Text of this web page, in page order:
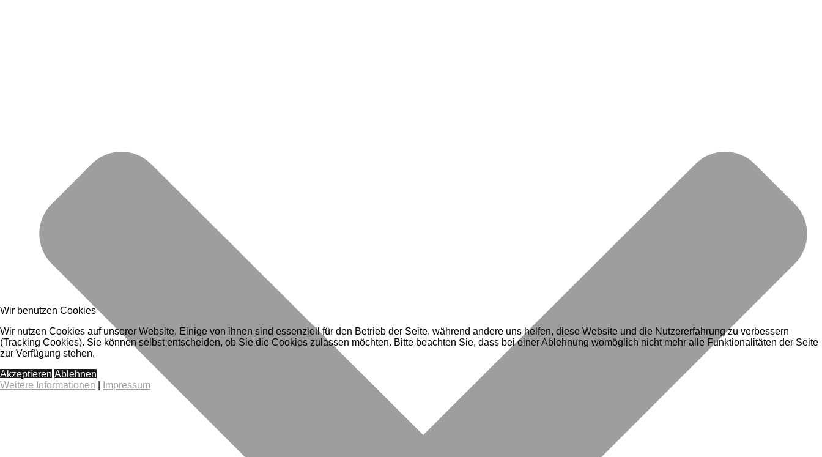
Wir benutzen Cookies
Wir nutzen Cookies auf unserer Website. Einige von ihnen sind essenziell für den Betrieb der Seite, während andere uns helfen, diese Website und die Nutzererfahrung zu verbessern
(Tracking Cookies). Sie können selbst entscheiden, ob Sie die Cookies zulassen möchten. Bitte beachten Sie, dass bei einer Ablehnung womöglich nicht mehr alle Funktionalitäten der Seite
zur Verfügung stehen.
Akzeptieren Ablehnen
Weitere Informationen
Impressum